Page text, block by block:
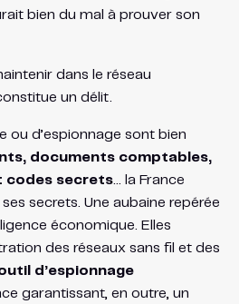
bien du mal à prouver son
dans le réseau
un délit.
ou d’espionnage sont bien
documents comptables,
codes secrets… la France
secrets. Une aubaine repérée
économique. Elles
des réseaux sans fil et des
d’espionnage
garantissant, en outre, un